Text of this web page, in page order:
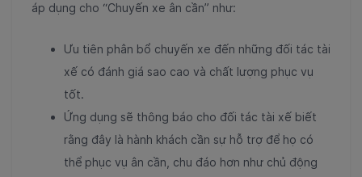
áp dụng cho “Chuyến xe ân cần” như:
Ưu tiên phân bổ chuyến xe đến những đối tác tài
xế có đánh giá sao cao và chất lượng phục vụ
tốt.
Ứng dụng sẽ thông báo cho đối tác tài xế biết
rằng đây là hành khách cần sự hỗ trợ để họ có
thể phục vụ ân cần, chu đáo hơn như chủ động